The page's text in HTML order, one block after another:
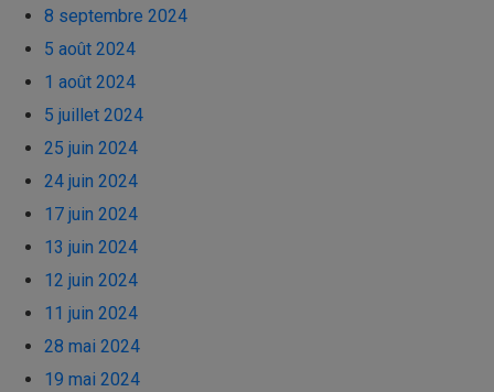
8 septembre 2024
5 août 2024
1 août 2024
5 juillet 2024
25 juin 2024
24 juin 2024
17 juin 2024
13 juin 2024
12 juin 2024
11 juin 2024
28 mai 2024
19 mai 2024